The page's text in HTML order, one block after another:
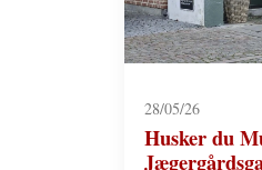
28/05/26
Husker du